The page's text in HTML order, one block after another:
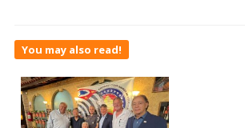
You may also read!